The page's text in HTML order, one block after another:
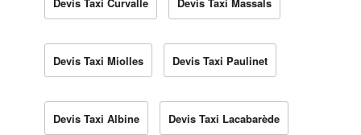
Devis Taxi Miolles Devis Taxi Paulinet
Devis Taxi Albine Devis Taxi Lacabarède